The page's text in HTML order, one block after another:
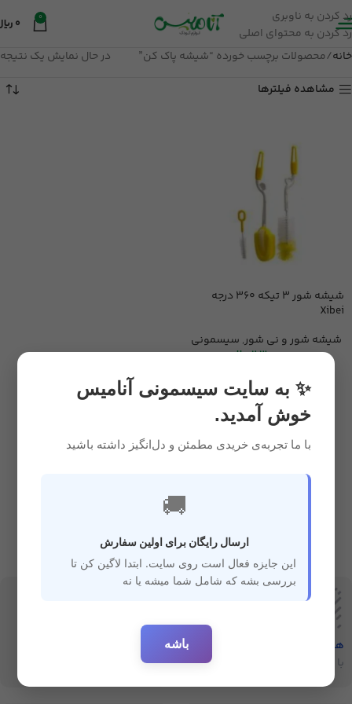
رد کردن به ناوبری
رد کردن به محتوای اصلی
0
0
خانه محصولات برچسب خورده “شیشه پاک کن”
در حال نمایش یک نتیجه
مشاهده فیلترها
شیشه شور 3 تیکه 360 درجه
Xibei
شیشه شور و نی شور, سیسمونی
2,300,000ریال
هفت‌روز‌ضمانت‌بازگشت
با خیال راحت خرید کنید
ارسال سریع
✨ به سایت سیسمونی آنامیس
خوش آمدید.
با ما تجربه‌ی خریدی مطمئن و دل‌انگیز داشته باشید
🚚
ارسال رایگان برای اولین سفارش
این جایزه فعال است روی سایت. ابتدا لاگین کن تا
بررسی بشه که شامل شما میشه یا نه
باشه